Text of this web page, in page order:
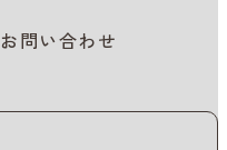
お問い合わせ